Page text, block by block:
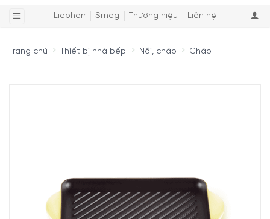
Liebherr Smeg Thương hiệu Liên hệ
Trang chủ Thiết bị nhà bếp Nồi, chảo Chảo